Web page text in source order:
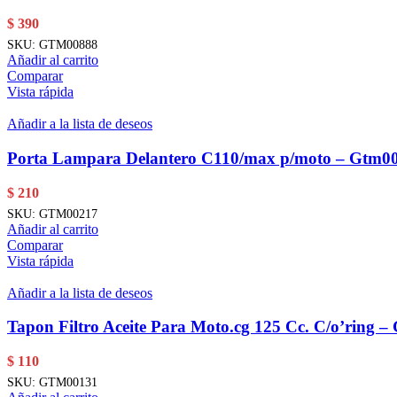
$ 390
SKU: GTM00888
Añadir al carrito
Comparar
Vista rápida
Añadir a la lista de deseos
Porta Lampara Delantero C110/max p/moto –
$ 210
SKU: GTM00217
Añadir al carrito
Comparar
Vista rápida
Añadir a la lista de deseos
Tapon Filtro Aceite Para Moto.cg 125 Cc. C/o’ring –
$ 110
SKU: GTM00131